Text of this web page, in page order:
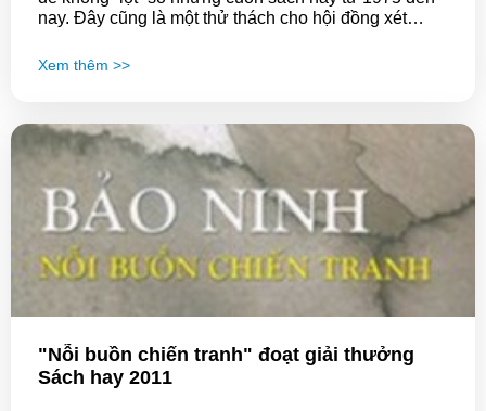
nay. Đây cũng là một thử thách cho hội đồng xét
cuốn được đề cử) để chọn những cuốn xuất sắc nhất
Xem thêm >>
"Nỗi buồn chiến tranh" đoạt giải thưởng
Sách hay 2011